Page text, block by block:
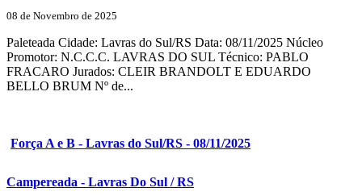
08 de Novembro de 2025
Paleteada Cidade: Lavras do Sul/RS Data: 08/11/2025 Núcleo
Promotor: N.C.C.C. LAVRAS DO SUL Técnico: PABLO
FRACARO Jurados: CLEIR BRANDOLT E EDUARDO
BELLO BRUM Nº de...
Força A e B - Lavras do Sul/RS - 08/11/2025
Campereada - Lavras Do Sul / RS